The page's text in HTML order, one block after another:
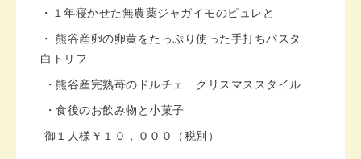
・１年寝かせた無農薬ジャガイモのピュレと
・ 熊谷産卵の卵黄をたっぷり使った手打ちパスタ
白トリフ
・熊谷産完熟苺のドルチェ クリスマススタイル
・食後のお飲み物と小菓子
御１人様￥１０，０００（税別）